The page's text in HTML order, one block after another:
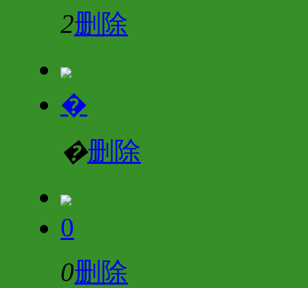
2删除
�
�删除
0
0删除